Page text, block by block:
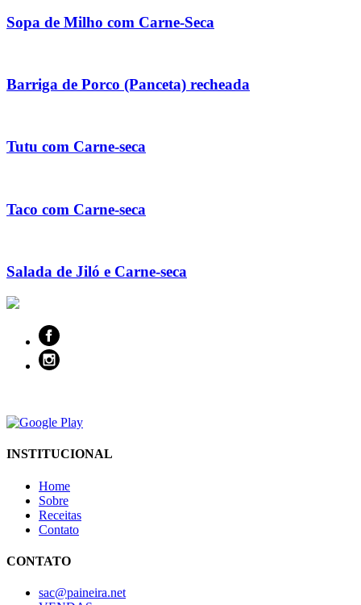
Sopa de Milho com Carne-Seca
Barriga de Porco (Panceta) recheada
Tutu com Carne-seca
Taco com Carne-seca
Salada de Jiló e Carne-seca
INSTITUCIONAL
Home
Sobre
Receitas
Contato
CONTATO
sac@paineira.net